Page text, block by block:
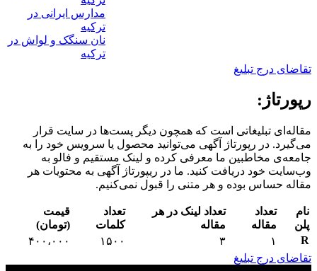
مدارس ایرانی در
نان سنگک و لواش در
تبلیغ
تبلیغاتی است که همچون دیگر پست‌ها در سایت قرار
رپورتاژ آگهی می‌توانید محصول یا سرویس خود را به
ما معرفی کرده و لینک مستقیم و فالو به
دریافت کنید. ما در ریپورتاژ آگهی به محتویات هر
بوده و هر متنی را قبول نمی‌کنیم.
تعداد لینک در هر
مقاله
تعداد
قیمت
(تومان)
۴۰۰،۰۰۰
تبلیغ